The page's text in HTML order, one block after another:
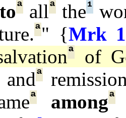
ª allª the¹
ª" {Mrk
ª
of
andª
ª amongª